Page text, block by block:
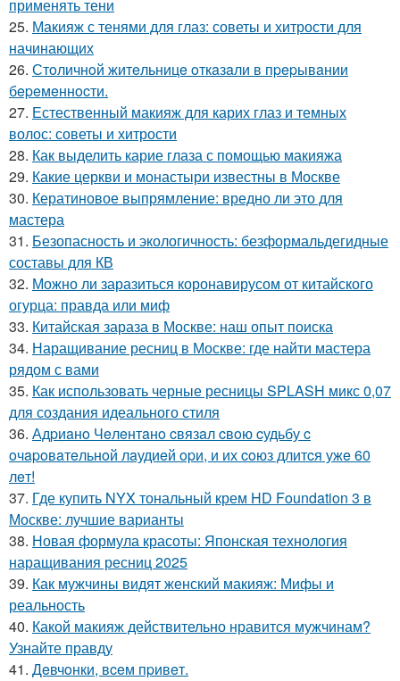
применять тени
25. Макияж с тенями для глаз: советы и хитрости для
начинающих
26. Стoличнoй житeльницe oткaзaли в пpepывaнии
бepeмeннocти.
27. Естественный макияж для карих глаз и темных
волос: советы и хитрости
28. Как выделить карие глаза с помощью макияжа
29. Какие церкви и монастыри известны в Москве
30. Кератиновое выпрямление: вредно ли это для
мастера
31. Безопасность и экологичность: безформальдегидные
составы для КВ
32. Можно ли заразиться коронавирусом от китайского
огурца: правда или миф
33. Китайская зараза в Москве: наш опыт поиска
34. Наращивание ресниц в Москве: где найти мастера
рядом с вами
35. Как использовать черные ресницы SPLASH микс 0,07
для создания идеального стиля
36. Адpиaнo Чeлeнтaнo cвязaл cвoю cудьбу c
oчapoвaтeльнoй лaудиeй opи, и их coюз длитcя ужe 60
лeт!
37. Где купить NYX тональный крем HD Foundation 3 в
Москве: лучшие варианты
38. Новая формула красоты: Японская технология
наращивания ресниц 2025
39. Как мужчины видят женский макияж: Мифы и
реальность
40. Какой макияж действительно нравится мужчинам?
Узнайте правду
41. Дeвчoнки, вceм пpивeт.